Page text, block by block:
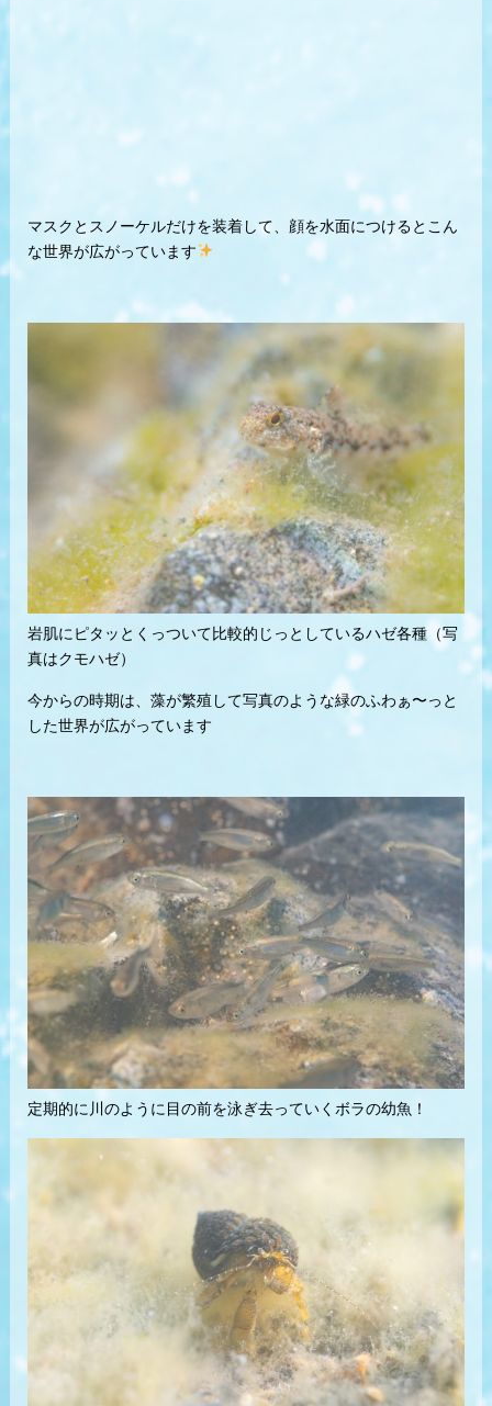
マスクとスノーケルだけを装着して、顔を水面につけるとこん
な世界が広がっています
岩肌にピタッとくっついて比較的じっとしているハゼ各種（写
真はクモハゼ）
今からの時期は、藻が繁殖して写真のような緑のふわぁ〜っと
した世界が広がっています
定期的に川のように目の前を泳ぎ去っていくボラの幼魚！